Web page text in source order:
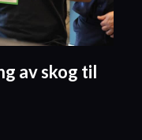
av skog til